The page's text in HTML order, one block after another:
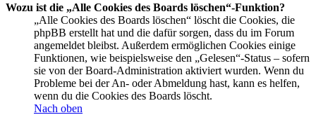
Wozu ist die „Alle Cookies des Boards löschen“-Funktion?
„Alle Cookies des Boards löschen“ löscht die Cookies, die
phpBB erstellt hat und die dafür sorgen, dass du im Forum
angemeldet bleibst. Außerdem ermöglichen Cookies einige
Funktionen, wie beispielsweise den „Gelesen“-Status – sofern
sie von der Board-Administration aktiviert wurden. Wenn du
Probleme bei der An- oder Abmeldung hast, kann es helfen,
wenn du die Cookies des Boards löscht.
Nach oben